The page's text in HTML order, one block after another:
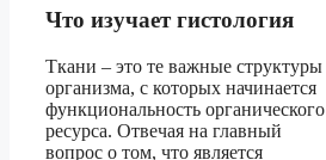
Что изучает гистология
Ткани – это те важные структуры
организма, с которых начинается
функциональность органического
ресурса. Отвечая на главный
вопрос о том, что является